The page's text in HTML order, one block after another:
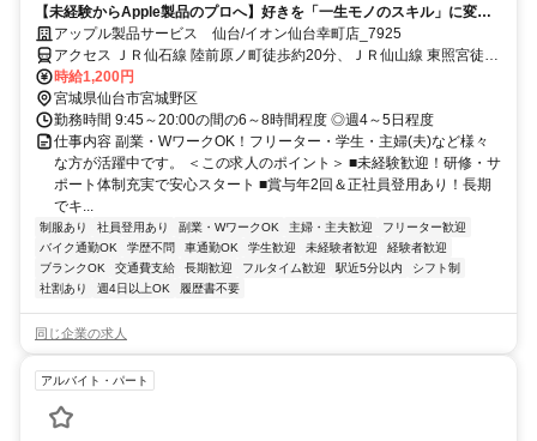
【未経験からApple製品のプロへ】好きを「一生モノのスキル」に変え
る。賞与年2回・髪色自由・ネイル色自由・社割あり
アップル製品サービス 仙台/イオン仙台幸町店_7925
アクセス ＪＲ仙石線 陸前原ノ町徒歩約20分、ＪＲ仙山線 東照宮徒歩
約20分、ＪＲ東北本線 東仙台徒歩約23分 「陸前原ノ町駅」徒歩20分
時給1,200円
宮城県仙台市宮城野区
勤務時間 9:45～20:00の間の6～8時間程度 ◎週4～5日程度
仕事内容 副業・WワークOK！フリーター・学生・主婦(夫)など様々
な方が活躍中です。 ＜この求人のポイント＞ ■未経験歓迎！研修・サ
ポート体制充実で安心スタート ■賞与年2回＆正社員登用あり！長期
でキ...
制服あり 社員登用あり 副業・WワークOK 主婦・主夫歓迎
フリーター歓迎
バイク通勤OK
学歴不問 車通勤OK 学生歓迎 未経験者歓迎
経験者歓迎
ブランクOK
交通費支給 長期歓迎 フルタイム歓迎 駅近5分以内
シフト制
社割あり
週4日以上OK 履歴書不要
同じ企業の求人
アルバイト・パート